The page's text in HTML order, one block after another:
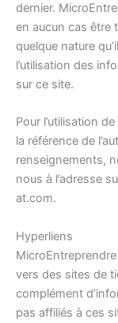
dernier.
en aucun cas être
quelque nature
l’utilisation des
sur ce site.
Pour l’utilisation
la référence de
renseignements,
nous à l’adresse
at.com.
Hyperliens
vers des sites de
complément
pas affiliés à ces